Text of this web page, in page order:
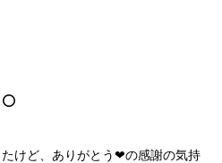
⭕️
けど、ありがとう❤の感謝の気持